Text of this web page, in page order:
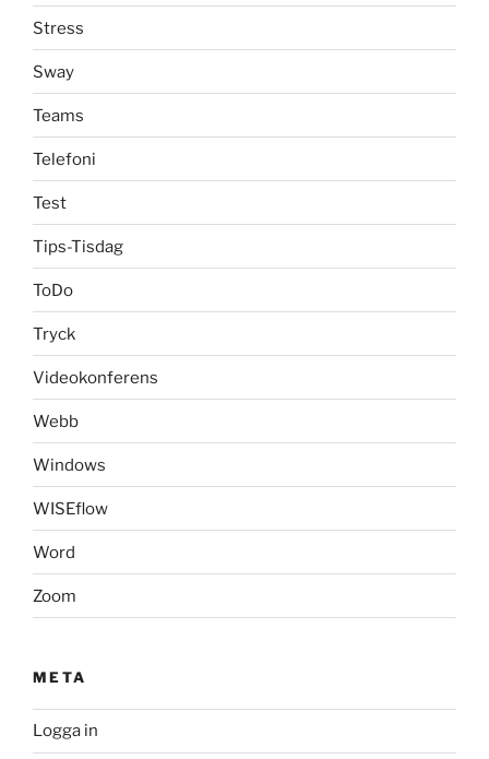
Stress
Sway
Teams
Telefoni
Test
Tips-Tisdag
ToDo
Tryck
Videokonferens
Webb
Windows
WISEflow
Word
Zoom
META
Logga in